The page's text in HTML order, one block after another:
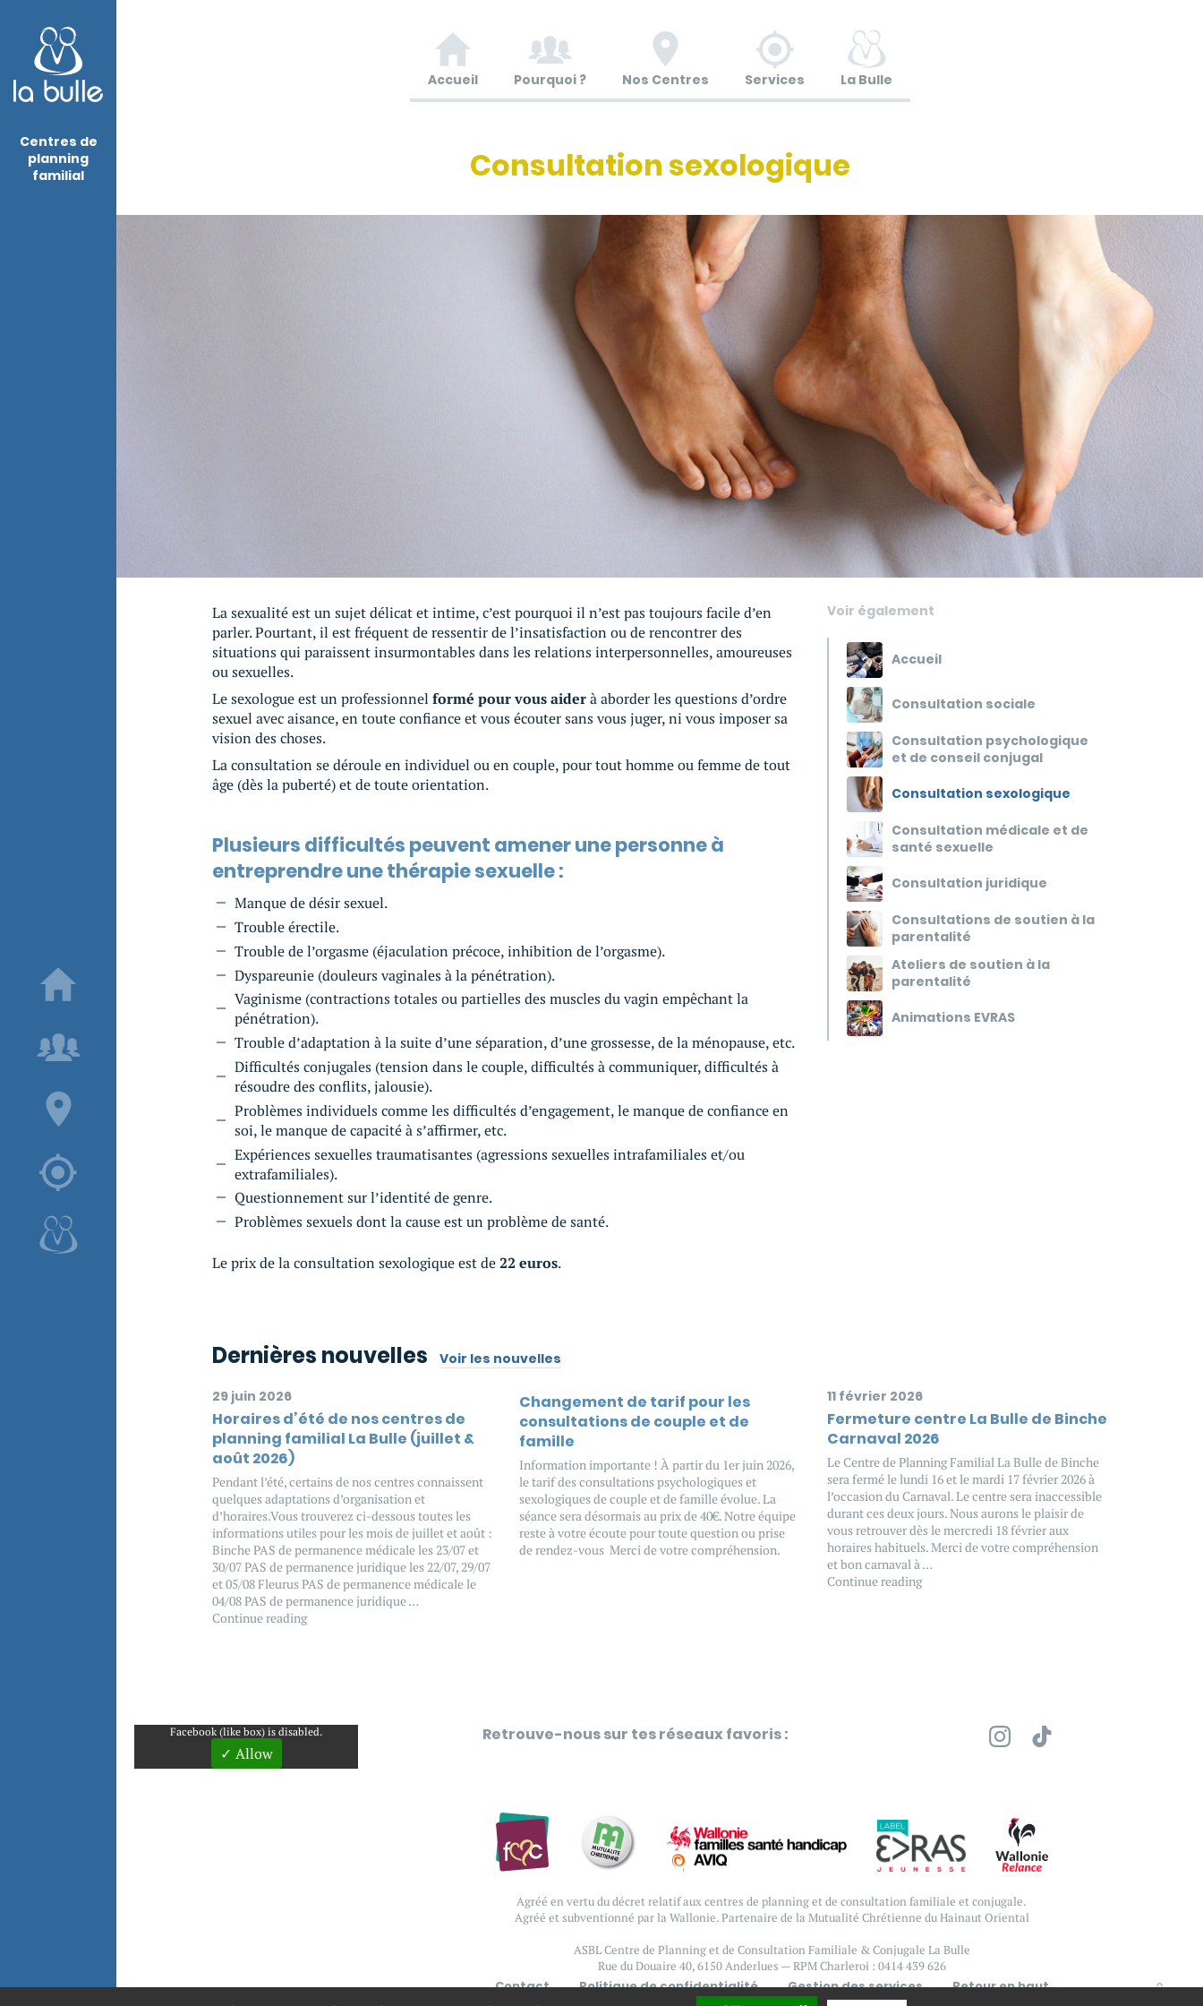
Centres de
planning
familial
Accueil Pourquoi ? Nos Centres Services La Bulle
Consultation sexologique
La sexualité est un sujet délicat et intime, c’est pourquoi il n’est pas toujours facile d’en
parler. Pourtant, il est fréquent de ressentir de l’insatisfaction ou de rencontrer des
situations qui paraissent insurmontables dans les relations interpersonnelles, amoureuses
ou sexuelles.
Le sexologue est un professionnel formé pour vous aiderà aborder les questions d’ordre
sexuel avec aisance, en toute confiance et vous écouter sans vous juger, ni vous imposer sa
vision des choses.
La consultation se déroule en individuel ou en couple, pour tout homme ou femme de tout
âge (dès la puberté) et de toute orientation.
Plusieurs difficultés peuvent amener une personne à
entreprendre une thérapie sexuelle :
Manque de désir sexuel.
Trouble érectile.
Trouble de l’orgasme (éjaculation précoce, inhibition de l’orgasme).
Dyspareunie (douleurs vaginales à la pénétration).
Vaginisme (contractions totales ou partielles des muscles du vagin empêchant la
pénétration).
Trouble d’adaptation à la suite d’une séparation, d’une grossesse, de la ménopause, etc.
Difficultés conjugales (tension dans le couple, difficultés à communiquer, difficultés à
résoudre des conflits, jalousie).
Problèmes individuels comme les difficultés d’engagement, le manque de confiance en
soi, le manque de capacité à s’affirmer, etc.
Expériences sexuelles traumatisantes (agressions sexuelles intrafamiliales et/ou
extrafamiliales).
Questionnement sur l’identité de genre.
Problèmes sexuels dont la cause est un problème de santé.
Le prix de la consultation sexologique est de22 euros.
Voir également
Accueil
Consultation sociale
Consultation psychologique
et de conseil conjugal
Consultation sexologique
Consultation médicale et de
santé sexuelle
Consultation juridique
Consultations de soutien à la
parentalité
Ateliers de soutien à la
parentalité
Animations EVRAS
Dernières nouvelles Voir les nouvelles
Horaires d’été de nos centres de
planning familial La Bulle (juillet &
août 2026)
29 juin 2026
Pendant l’été, certains de nos centres connaissent
quelques adaptations d’organisation et
d’horaires.Vous trouverez ci-dessous toutes les
informations utiles pour les mois de juillet et août :
Binche PAS de permanence médicale les 23/07 et
30/07 PAS de permanence juridique les 22/07, 29/07
et 05/08 Fleurus PAS de permanence médicale le
04/08 PAS de permanence juridique …
Continue reading
Changement de tarif pour les
consultations de couple et de
famille
Information importante ! À partir du 1er juin 2026,
le tarif des consultations psychologiques et
sexologiques de couple et de famille évolue. La
séance sera désormais au prix de 40€. Notre équipe
reste à votre écoute pour toute question ou prise
de rendez-vous Merci de votre compréhension.
Fermeture centre La Bulle de Binche
Carnaval 2026
11 février 2026
Le Centre de Planning Familial La Bulle de Binche
sera fermé le lundi 16 et le mardi 17 février 2026 à
l’occasion du Carnaval. Le centre sera inaccessible
durant ces deux jours. Nous aurons le plaisir de
vous retrouver dès le mercredi 18 février aux
horaires habituels. Merci de votre compréhension
et bon carnaval à …
Continue reading
Facebook (like box) is disabled.
✓ Allow
Retrouve-nous sur tes réseaux favoris :
Agréé en vertu du décret relatif aux centres de planning et de consultation familiale et conjugale.
Agréé et subventionné par la Wallonie. Partenaire de la Mutualité Chrétienne du Hainaut Oriental
ASBL Centre de Planning et de Consultation Familiale & Conjugale La Bulle
Rue du Douaire 40, 6150 Anderlues — RPM Charleroi : 0414 439 626
Contact Politique de confidentialité Gestion des services Retour en haut